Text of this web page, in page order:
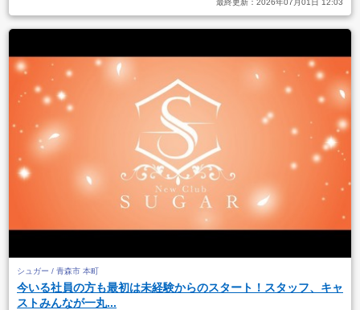
最終更新： 2026年07月01日 12:03
シュガー / 青森市 本町
今いる社員の方も最初は未経験からのスタート！スタッフ、キャ
ストみんなが一丸...